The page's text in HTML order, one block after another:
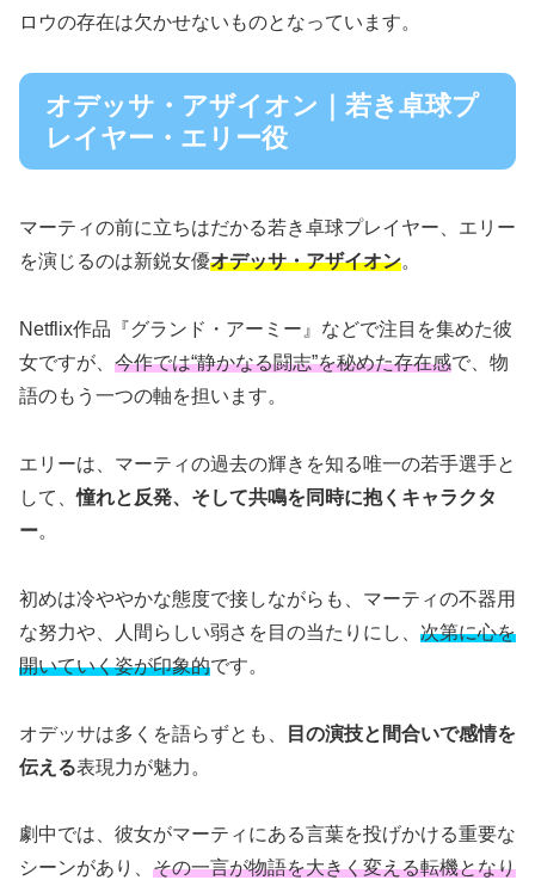
ロウの存在は欠かせないものとなっています。
オデッサ・アザイオン｜若き卓球プ
レイヤー・エリー役
マーティの前に立ちはだかる若き卓球プレイヤー、エリー
を演じるのは新鋭女優オデッサ・アザイオン。
Netflix作品『グランド・アーミー』などで注目を集めた彼
女ですが、 今作では“静かなる闘志”を秘めた存在感で、物
語のもう一つの軸を担います。
エリーは、マーティの過去の輝きを知る唯一の若手選手と
して、憧れと反発、そして共鳴を同時に抱くキャラクタ
ー。
初めは冷ややかな態度で接しながらも、マーティの不器用
な努力や、人間らしい弱さを目の当たりにし、 次第に心を
開いていく姿が印象的です。
オデッサは多くを語らずとも、
目の演技と間合いで感情を
伝える表現力が魅力。
劇中では、彼女がマーティにある言葉を投げかける重要な
シーンがあり、 その一言が物語を大きく変える転機となり